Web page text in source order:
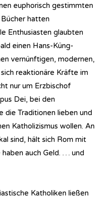
euphorisch gestimmten
hatten
Enthusiasten glaubten
einen Hans-Küng-
vernünftigen, modernen,
reaktionäre Kräfte im
nur um Erzbischof
Dei, bei den
die Traditionen lieben und
Katholizismus wollen. An
sind, hält sich Rom mit
auch Geld. … und
Katholiken ließen